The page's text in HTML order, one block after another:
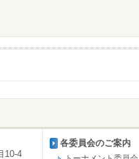
10-4
各委員会のご案内